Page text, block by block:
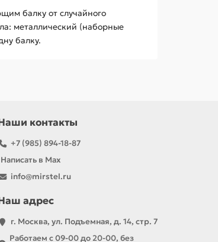
балку от случайного
металлический (наборные
балку.
контакты
+7 (985) 894-18-87
Написать в Max
info@mirstel.ru
адрес
г. Москва, ул. Подъемная, д. 14, стр. 7
Работаем с 09-00 до 20-00, без